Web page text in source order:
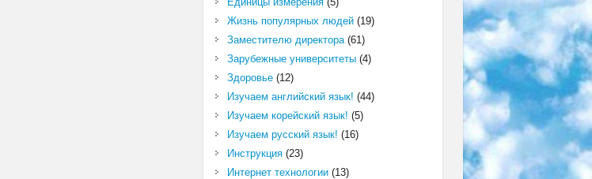
Жизнь популярных людей(19)
Заместителю директора(61)
Зарубежные университеты(4)
Здоровье(12)
Изучаем английский язык! (44)
Изучаем корейский язык! (5)
Изучаем русский язык! (16)
Инструкция(23)
Интернет технологии(13)